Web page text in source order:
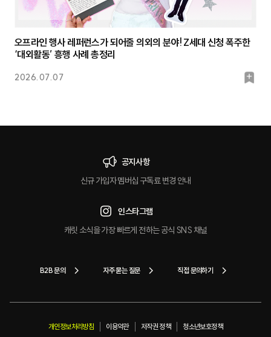
2026.07.07
북
오프라인 행사 레퍼런스가 되어줄 의외의 분야! Z세대 신청 폭주한
‘대외활동’ 흥행 사례 총정리
공지사항
신규 가입자 멤버십 구독료 변경 안내
인스타그램
캐릿 소식을 가장 빠르게 전하는 공식 SNS 채널
B2B 문의 자주 묻는 질문 직접 문의하기
개인정보처리방침 이용약관 저작권 정책 청소년보호정책